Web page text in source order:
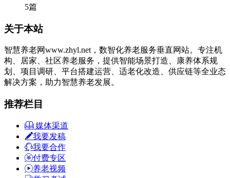
5篇
关于本站
智慧养老网www.zhyl.net，数智化养老服务垂直网站。专注机
构、居家、社区养老服务，提供智能场景打造、康养体系规
划、项目调研、平台搭建运营、适老化改造、供应链等全业态
解决方案，助力智慧养老发展。
推荐栏目
媒体渠道
我要发稿
我要合作
付费专区
养老视频